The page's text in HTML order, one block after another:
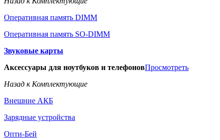
Оперативная память DIMM
Оперативная память SO-DIMM
Звуковые карты
Аксессуары для ноутбуков и телефоновПросмотреть
Назад к Комплектующие
Внешние АКБ
Зарядные устройства
Опти-Бей